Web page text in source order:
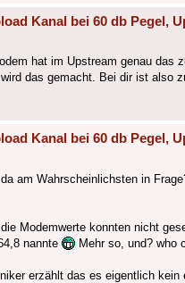
Kanal bei 60 db Pegel,
hat im Upstream genau das
das gemacht. Bei dir ist also
Kanal bei 60 db Pegel,
am Wahrscheinlichsten in
Modemwerte konnten nicht
nannte
Mehr so, und? who
erzählt das es eigentlich